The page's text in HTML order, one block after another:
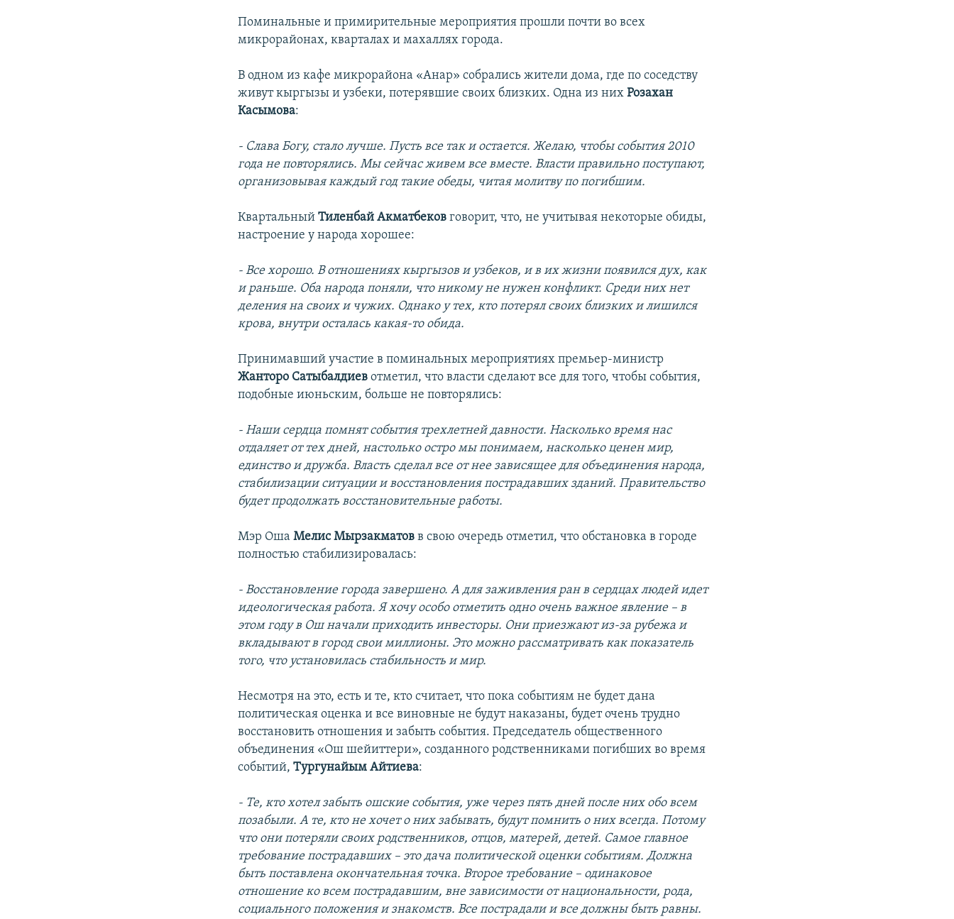
Поминальные и примирительные мероприятия прошли почти во всех
микрорайонах, кварталах и махаллях города.
В одном из кафе микрорайона «Анар» собрались жители дома, где по соседству
живут кыргызы и узбеки, потерявшие своих близких. Одна из нихРозахан
Касымова:
- Слава Богу, стало лучше. Пусть все так и остается. Желаю, чтобы события 2010
года не повторялись. Мы сейчас живем все вместе. Власти правильно поступают,
организовывая каждый год такие обеды, читая молитву по погибшим.
КвартальныйТиленбай Акматбеков говорит, что, не учитывая некоторые обиды,
настроение у народа хорошее:
- Все хорошо. В отношениях кыргызов и узбеков, и в их жизни появился дух, как
и раньше. Оба народа поняли, что никому не нужен конфликт. Среди них нет
деления на своих и чужих. Однако у тех, кто потерял своих близких и лишился
крова, внутри осталась какая-то обида.
Принимавший участие в поминальных мероприятиях премьер-министр
Жанторо Сатыбалдиев отметил, что власти сделают все для того, чтобы события,
подобные июньским, больше не повторялись:
- Наши сердца помнят события трехлетней давности. Насколько время нас
отдаляет от тех дней, настолько остро мы понимаем, насколько ценен мир,
единство и дружба. Власть сделал все от нее зависящее для объединения народа,
стабилизации ситуации и восстановления пострадавших зданий. Правительство
будет продолжать восстановительные работы.
Мэр ОшаМелис Мырзакматов в свою очередь отметил, что обстановка в городе
полностью стабилизировалась:
- Восстановление города завершено. А для заживления ран в сердцах людей идет
идеологическая работа. Я хочу особо отметить одно очень важное явление – в
этом году в Ош начали приходить инвесторы. Они приезжают из-за рубежа и
вкладывают в город свои миллионы. Это можно рассматривать как показатель
того, что установилась стабильность и мир.
Несмотря на это, есть и те, кто считает, что пока событиям не будет дана
политическая оценка и все виновные не будут наказаны, будет очень трудно
восстановить отношения и забыть события. Председатель общественного
объединения «Ош шейиттери», созданного родственниками погибших во время
событий,Тургунайым Айтиева:
- Те, кто хотел забыть ошские события, уже через пять дней после них обо всем
позабыли. А те, кто не хочет о них забывать, будут помнить о них всегда. Потому
что они потеряли своих родственников, отцов, матерей, детей. Самое главное
требование пострадавших – это дача политической оценки событиям. Должна
быть поставлена окончательная точка. Второе требование – одинаковое
отношение ко всем пострадавшим, вне зависимости от национальности, рода,
социального положения и знакомств. Все пострадали и все должны быть равны.